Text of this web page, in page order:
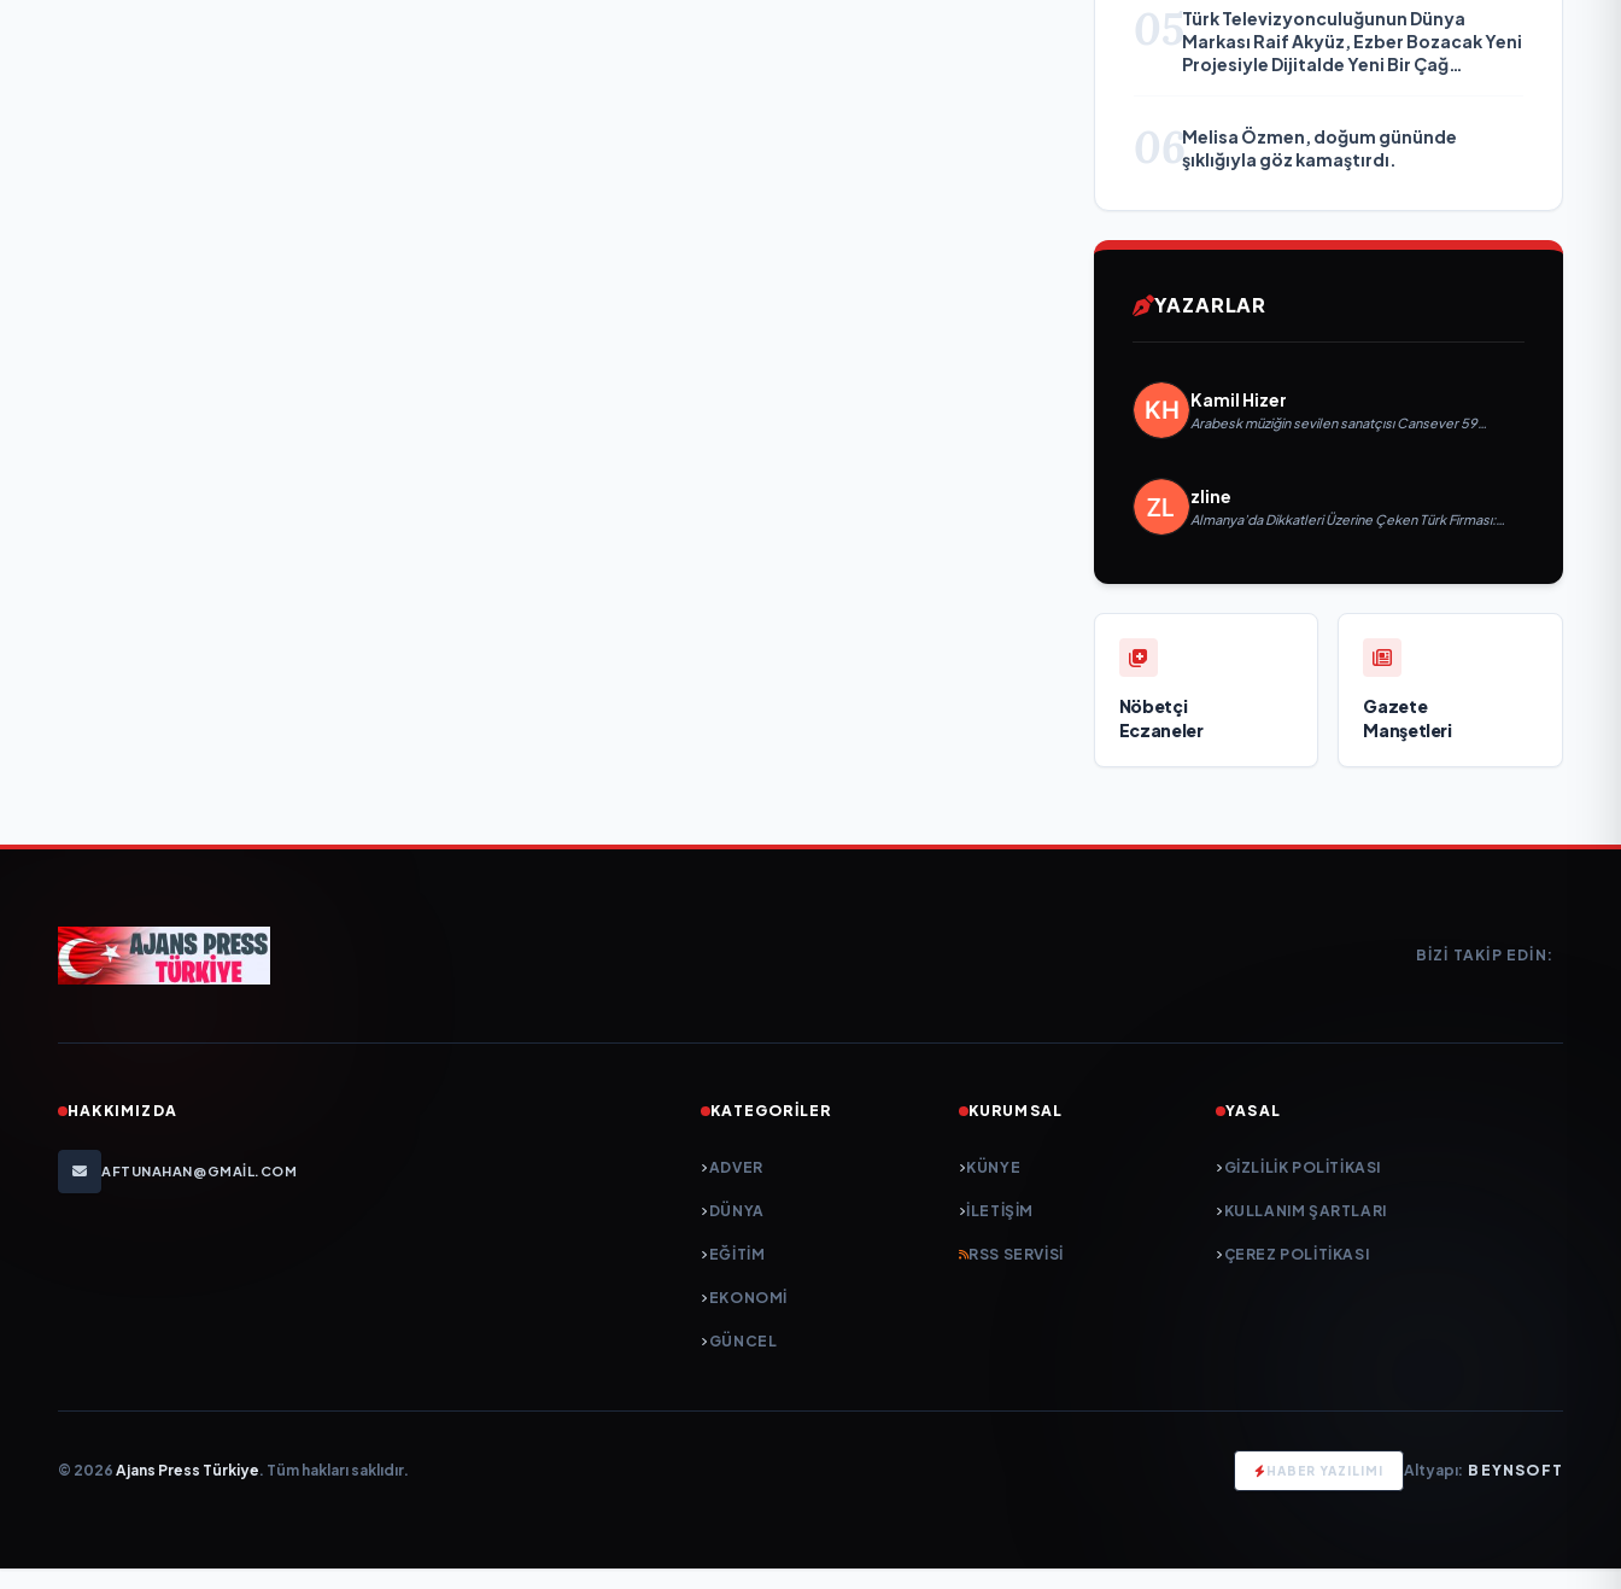
05Türk Televizyonculuğunun Dünya
Markası Raif Akyüz, Ezber Bozacak Yeni
Projesiyle Dijitalde Yeni Bir Çağ
06Melisa Özmen, doğum gününde
şıklığıyla göz kamaştırdı.
YAZARLAR
Kamil Hizer
Arabesk müziğin sevilen sanatçısı Cansever 59
zline
Almanya’da Dikkatleri Üzerine Çeken Türk Firması:
Nöbetçi
Eczaneler
Gazete
Manşetleri
BIZI TAKIP EDIN:
HAKKIMIZDA
AFTUNAHAN@GMAIL.COM
KATEGORILER
ADVER
DÜNYA
EĞİTİM
EKONOMİ
GÜNCEL
KURUMSAL
KÜNYE
İLETIŞIM
RSS SERVISI
YASAL
GIZLILIK POLITIKASI
KULLANIM ŞARTLARI
ÇEREZ POLITIKASI
© 2026 Ajans Press Türkiye. Tüm hakları saklıdır. HABER YAZILIMI Altyapı: BEYNSOFT